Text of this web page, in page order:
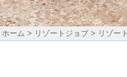
ホーム > リゾートジョブ > リゾー